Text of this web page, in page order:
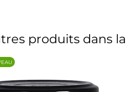
produits dans